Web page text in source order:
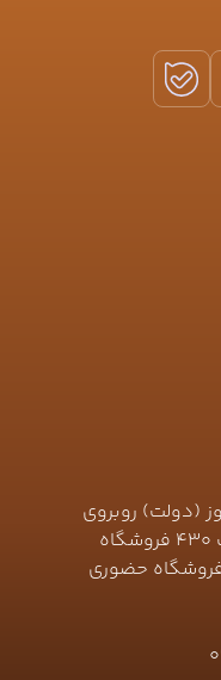
(دولت) روبروی
خیابان نعمتی (کیکاووس) پلاک ۴۳۰ فروشگاه
حضوری